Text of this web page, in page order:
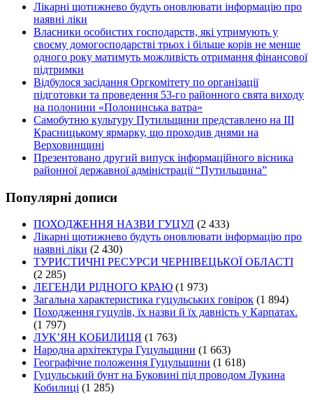
Лікарні щотижнево будуть оновлювати інформацію про
наявні ліки
Власники особистих господарств, які утримують у
своєму домогосподарстві трьох і більше корів не менше
одного року матимуть можливість отримання фінансової
підтримки
Відбулося засідання Оргкомітету по організації
підготовки та проведення 53-го районного свята виходу
на полонини «Полонинська ватра»
Самобутню культуру Путильщини представлено на ІІІ
Красницькому ярмарку, що проходив днями на
Верховинщині
Презентовано другий випуск інформаційного вісника
районної державної адміністрації “Путильщина”
Популярні дописи
ПОХОДЖЕННЯ НАЗВИ ГУЦУЛ (2 433)
Лікарні щотижнево будуть оновлювати інформацію про
наявні ліки (2 430)
ТУРИСТИЧНІ РЕСУРСИ ЧЕРНІВЕЦЬКОЇ ОБЛАСТІ
(2 285)
ЛЕГЕНДИ РІДНОГО КРАЮ (1 973)
Загальна характеристика гуцульських говірок (1 894)
Походження гуцулів, їх назви й їх давність у Карпатах.
(1 797)
ЛУК’ЯН КОБИЛИЦЯ (1 763)
Народна архітектура Гуцульщини (1 663)
Географічне положення Гуцульщини (1 618)
Гуцульський бунт на Буковині під проводом Лукина
Кобилиці (1 285)